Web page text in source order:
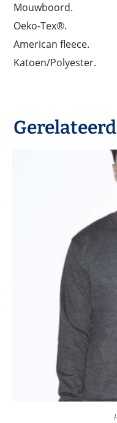
Mouwboord.
Oeko-Tex®.
American fleece.
Katoen/Polyester.